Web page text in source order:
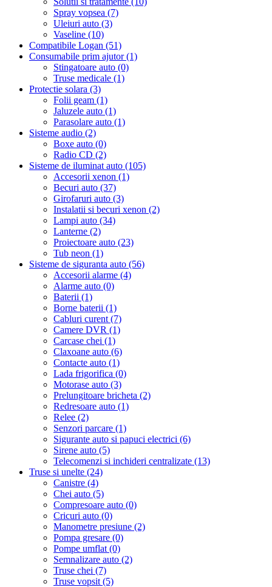
Spray vopsea (7)
Uleiuri auto (3)
Vaseline (10)
Compatibile Logan (51)
Consumabile prim ajutor (1)
Stingatoare auto (0)
Truse medicale (1)
Protectie solara (3)
Folii geam (1)
Jaluzele auto (1)
Parasolare auto (1)
Sisteme audio (2)
Boxe auto (0)
Radio CD (2)
Sisteme de iluminat auto (105)
Accesorii xenon (1)
Becuri auto (37)
Girofaruri auto (3)
Instalatii si becuri xenon (2)
Lampi auto (34)
Lanterne (2)
Proiectoare auto (23)
Tub neon (1)
Sisteme de siguranta auto (56)
Accesorii alarme (4)
Alarme auto (0)
Baterii (1)
Borne baterii (1)
Cabluri curent (7)
Camere DVR (1)
Carcase chei (1)
Claxoane auto (6)
Contacte auto (1)
Lada frigorifica (0)
Motorase auto (3)
Prelungitoare bricheta (2)
Redresoare auto (1)
Relee (2)
Senzori parcare (1)
Sigurante auto si papuci electrici (6)
Sirene auto (5)
Telecomenzi si inchideri centralizate (13)
Truse si unelte (24)
Canistre (4)
Chei auto (5)
Compresoare auto (0)
Cricuri auto (0)
Manometre presiune (2)
Pompa gresare (0)
Pompe umflat (0)
Semnalizare auto (2)
Truse chei (7)
Truse vopsit (5)